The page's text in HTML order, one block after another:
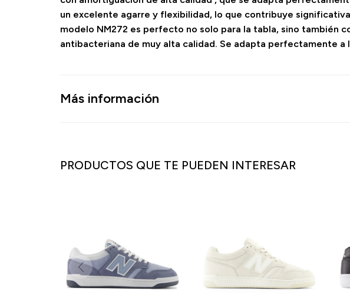
un excelente agarre y flexibilidad, lo que contribuye
modelo NM272 es perfecto no solo para la tabla, sino también
antibacteriana de muy alta calidad. Se adapta perfectamente
Más información
PRODUCTOS QUE TE PUEDEN INTERESAR